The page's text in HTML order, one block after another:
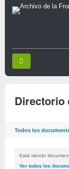
Directorio
Todos los
Está viendo
Ver todos los